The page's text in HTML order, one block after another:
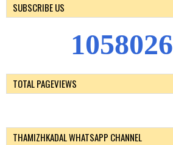
SUBSCRIBE US
1058026
TOTAL PAGEVIEWS
THAMIZHKADAL WHATSAPP CHANNEL